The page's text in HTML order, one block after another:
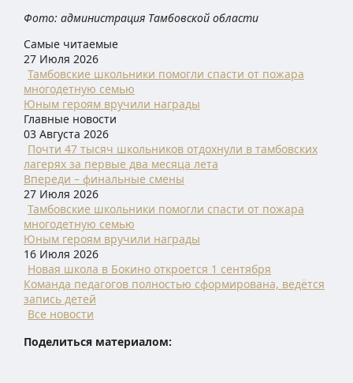
Фото: администрация Тамбовской области
Самые читаемые
27 Июля 2026
Тамбовские школьники помогли спасти от пожара
многодетную семью
Юным героям вручили награды
Главные новости
03 Августа 2026
Почти 47 тысяч школьников отдохнули в тамбовских
лагерях за первые два месяца лета
Впереди – финальные смены
27 Июля 2026
Тамбовские школьники помогли спасти от пожара
многодетную семью
Юным героям вручили награды
16 Июля 2026
Новая школа в Бокино откроется 1 сентября
Команда педагогов полностью сформирована, ведётся
запись детей
Все новости
Поделиться материалом: